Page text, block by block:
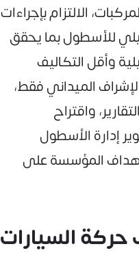
الالتزام بإجراءات
للأسطول بما يحقق
وأقل التكاليف
الميداني فقط،
واقتراح
إدارة الأسطول
المؤسسة على
السيارات